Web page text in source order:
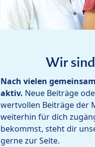
Wir
Nach vielen
aktiv. Neue Beiträge
wertvollen Beiträge der
weiterhin für dich
bekommst, steht dir
gerne zur Seite.